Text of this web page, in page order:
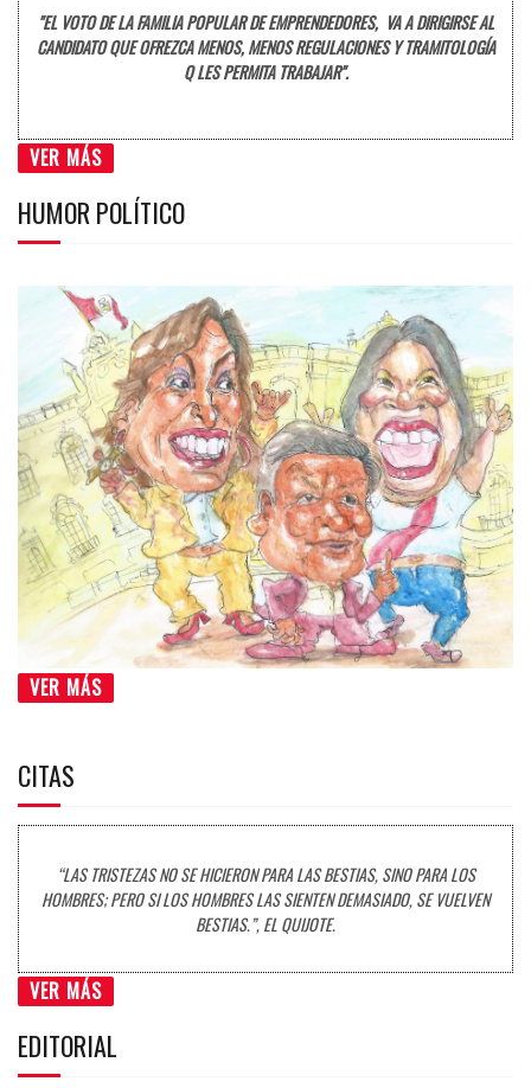
"EL VOTO DE LA FAMILIA POPULAR DE EMPRENDEDORES, VA A DIRIGIRSE AL
CANDIDATO QUE OFREZCA MENOS, MENOS REGULACIONES Y TRAMITOLOGÍA
Q LES PERMITA TRABAJAR".
VER MÁS
HUMOR POLÍTICO
VER MÁS
CITAS
“LAS TRISTEZAS NO SE HICIERON PARA LAS BESTIAS, SINO PARA LOS
HOMBRES; PERO SI LOS HOMBRES LAS SIENTEN DEMASIADO, SE VUELVEN
BESTIAS.”, EL QUIJOTE.
VER MÁS
EDITORIAL